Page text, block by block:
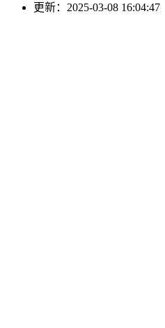
更新：2025-03-08 16:04:47